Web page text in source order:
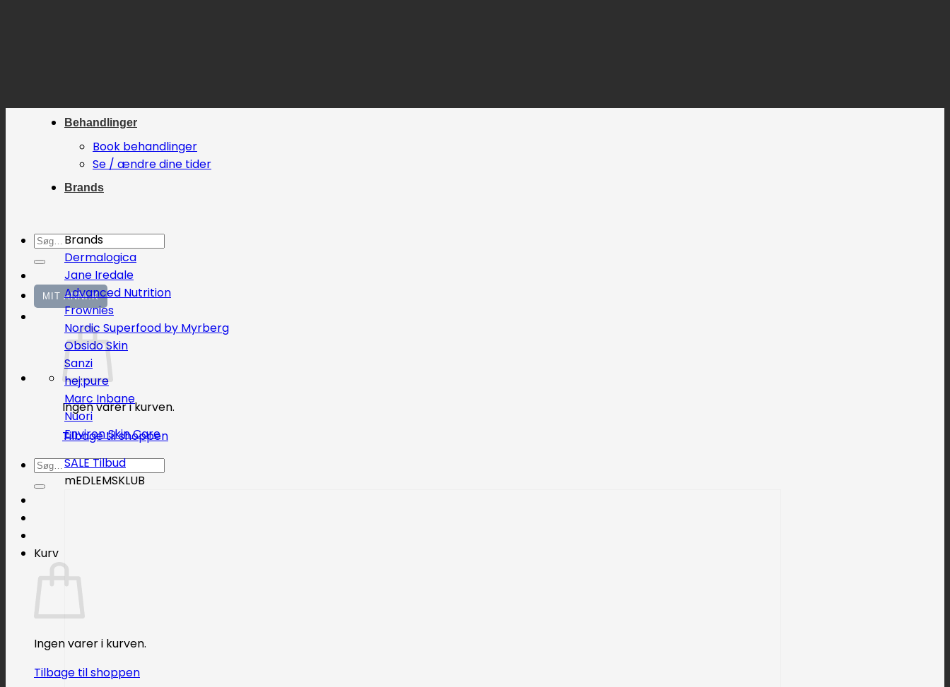
Søg
efter:
MIT ANNI.K
Ingen varer i kurven.
Tilbage til shoppen
Søg
efter:
Kurv
Ingen varer i kurven.
Tilbage til shoppen
Behandlinger
Book behandlinger
Se / ændre dine tider
Brands
Brands
Dermalogica
Jane Iredale
Advanced Nutrition
Frownies
Nordic Superfood by Myrberg
Obsido Skin
Sanzi
hej:pure
Marc Inbane
Nuori
Environ Skin Care
SALE
mEDLEMSKLUB